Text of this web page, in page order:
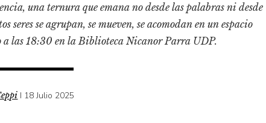
una ternura que emana no desde las palabras ni desde
seres se agrupan, se mueven, se acomodan en un espacio
las 18:30 en la Biblioteca Nicanor Parra UDP.
I 18 Julio 2025